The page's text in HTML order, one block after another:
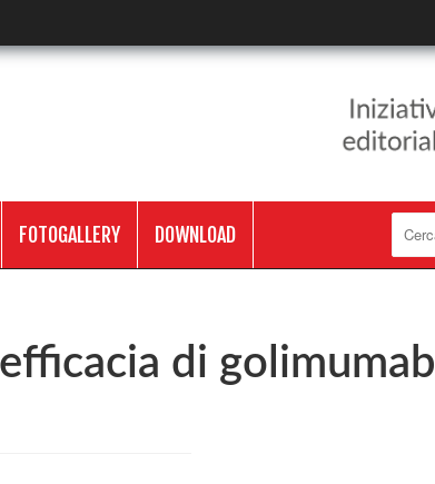
FOTOGALLERY DOWNLOAD
di golimumab